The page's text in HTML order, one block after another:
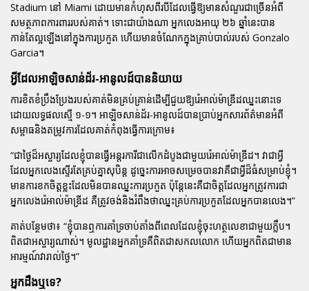
Stadium នៅ Miami ដោយមានកំហុសពីរបីដែលធ្វើឱ្យមានសំណួរជាច្រើនអំពី
សមត្ថភាពការពាររបស់គាត់។ ទោះជាយ៉ាងណា អ្នកលេងអាយុ ២៦ ឆ្នាំនេះបាន
កាន់តែល្អឡើងនៅក្នុងការប្រកួត ហើយមានចំណែកក្នុងគ្រាប់បាល់របស់ Gonzalo
Garcia។
អ្វីដែលអាឡិចសាន់ដ័រ-អានូលដ៍បាននិយាយ
ការខិតខំប្រឹងប្រែងរបស់គាត់មិនគ្រប់គ្រាន់ដើម្បីជួយឱ្យរ៉េអាល់ម៉ាឌ្រីដឈ្នះនោះទេ
ដោយលទ្ធផលស្មើ ១-១។ អាឡិចសាន់ដ័រ-អានូលដ៍បានប្រាប់អ្នកសារព័ត៌មានអំពី
សម្ពាធនិងតម្រូវការដែលគាត់កំពុងធ្វើការក្រោម៖
“ជាថ្ងៃដ៏អស្ចារ្យដែលខ្ញុំបានធ្វើអន្តរការីជាលើកដំបូងជាមួយរ៉េអាល់ម៉ាឌ្រីដ។ វាជាអ្វី
ដែលអ្នកលេងស្ទើរតែគ្រប់គ្នាសុបិន្ត ដូច្នេះការអាចសម្រេចបានវាគឺជាអ្វីដ៏ធំសម្រាប់ខ្ញុំ។
មានការខកចិត្តខ្លះដែលមិនបានឈ្នះការប្រកួត ប៉ុន្តែនេះគឺជាចិត្តដែលអ្នកត្រូវការជា
អ្នកលេងរ៉េអាល់ម៉ាឌ្រីដ គឺត្រូវចង់និងរំពឹងថាឈ្នះគ្រប់ការប្រកួតដែលអ្នកបានលេង។”
គាត់បន្ថែមថា៖ “ខ្ញុំបានឮការគាំទ្រចាប់តាំងពីពេលដែលខ្ញុំចុះហត្ថលេខាជាមួយក្លឹប។
ពិតជាអស្ចារ្យណាស់។ មូលដ្ឋានអ្នកគាំទ្រគឺពិតជាសកលលោក ហើយអ្នកពិតជាមាន
អារម្មណ៍វារាល់ថ្ងៃ។”
អ្នកដឹងឬទេ?